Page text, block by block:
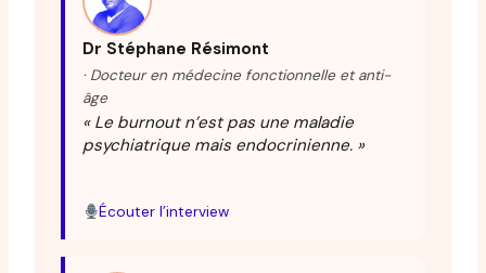
Dr Stéphane Résimont
· Docteur en médecine fonctionnelle et anti-
âge
« Le burnout n’est pas une maladie
psychiatrique mais endocrinienne. »
Écouter l’interview